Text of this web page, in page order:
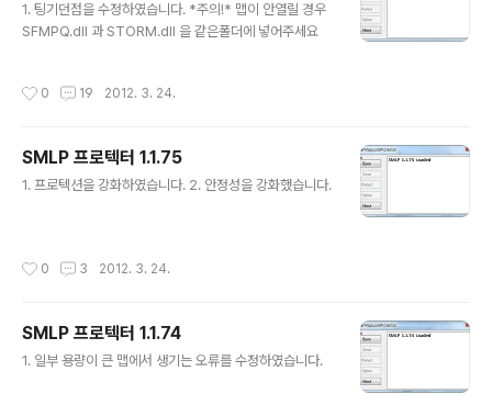
1. 팅기던점을 수정하였습니다. *주의!* 맵이 안열릴 경우
SFMPQ.dll 과 STORM.dll 을 같은폴더에 넣어주세요
0 19 2012. 3. 24.
SMLP 프로텍터 1.1.75
1. 프로텍션을 강화하였습니다. 2. 안정성을 강화했습니다.
0 3 2012. 3. 24.
SMLP 프로텍터 1.1.74
1. 일부 용량이 큰 맵에서 생기는 오류를 수정하였습니다.